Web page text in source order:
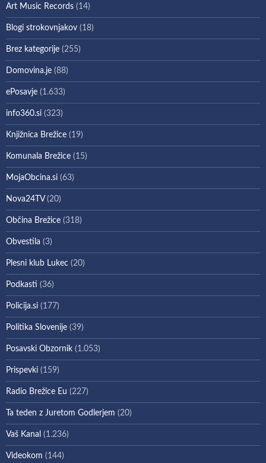
Art Music Records (14)
Blogi strokovnjakov (18)
Brez kategorije (255)
Domovina.je (88)
ePosavje (1.633)
info360.si (323)
Knjižnica Brežice (19)
Komunala Brežice (15)
MojaObcina.si (63)
Nova24TV(20)
Občina Brežice (318)
Obvestila (3)
Plesni klub Lukec (20)
Podkasti (36)
Policija.si (177)
Politika Slovenije (39)
Posavski Obzornik (1.053)
Prispevki (159)
Radio Brežice Eu (227)
Ta teden z Juretom Godlerjem (20)
Vaš Kanal (1.236)
Videokom (144)